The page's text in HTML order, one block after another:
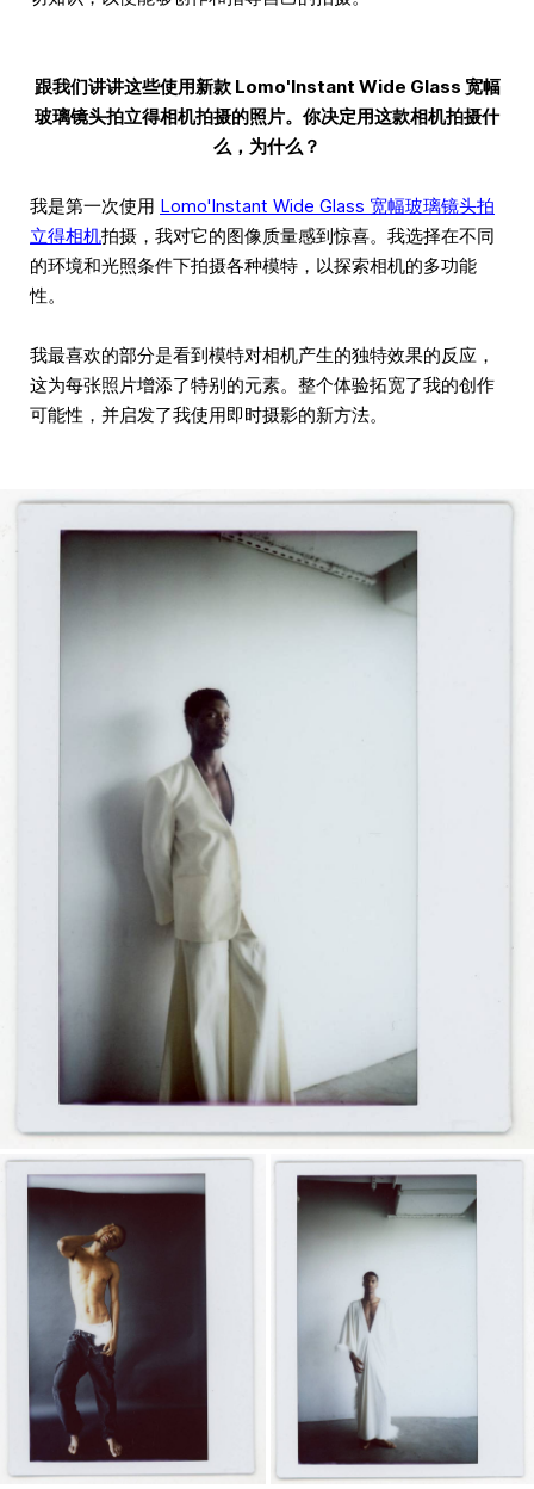
跟我们讲讲这些使用新款 Lomo'Instant Wide Glass 宽幅
玻璃镜头拍立得相机拍摄的照片。你决定用这款相机拍摄什
么，为什么？
我是第一次使用 Lomo'Instant Wide Glass 宽幅玻璃镜头拍
立得相机拍摄，我对它的图像质量感到惊喜。我选择在不同
的环境和光照条件下拍摄各种模特，以探索相机的多功能
性。
我最喜欢的部分是看到模特对相机产生的独特效果的反应，
这为每张照片增添了特别的元素。整个体验拓宽了我的创作
可能性，并启发了我使用即时摄影的新方法。